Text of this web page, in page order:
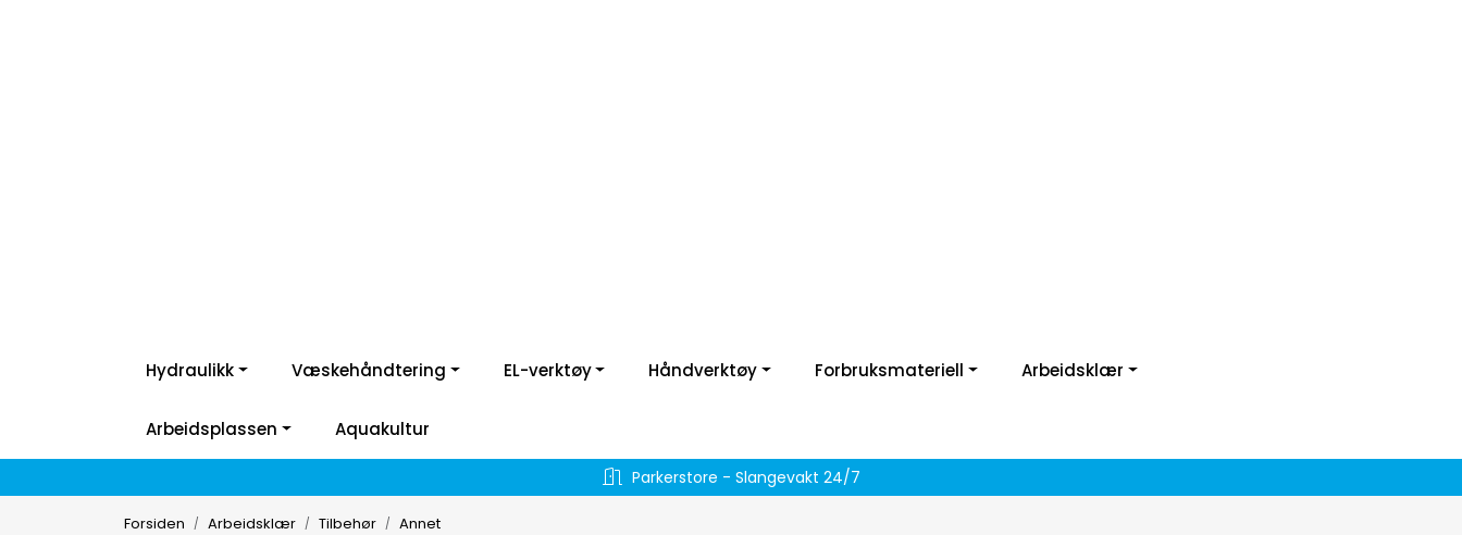
Hydraulikk Væskehåndtering EL-verktøy Håndverktøy Forbruksmateriell Arbeidsklær
Arbeidsplassen Aquakultur
Parkerstore - Slangevakt 24/7
Forsiden Arbeidsklær Tilbehør Annet